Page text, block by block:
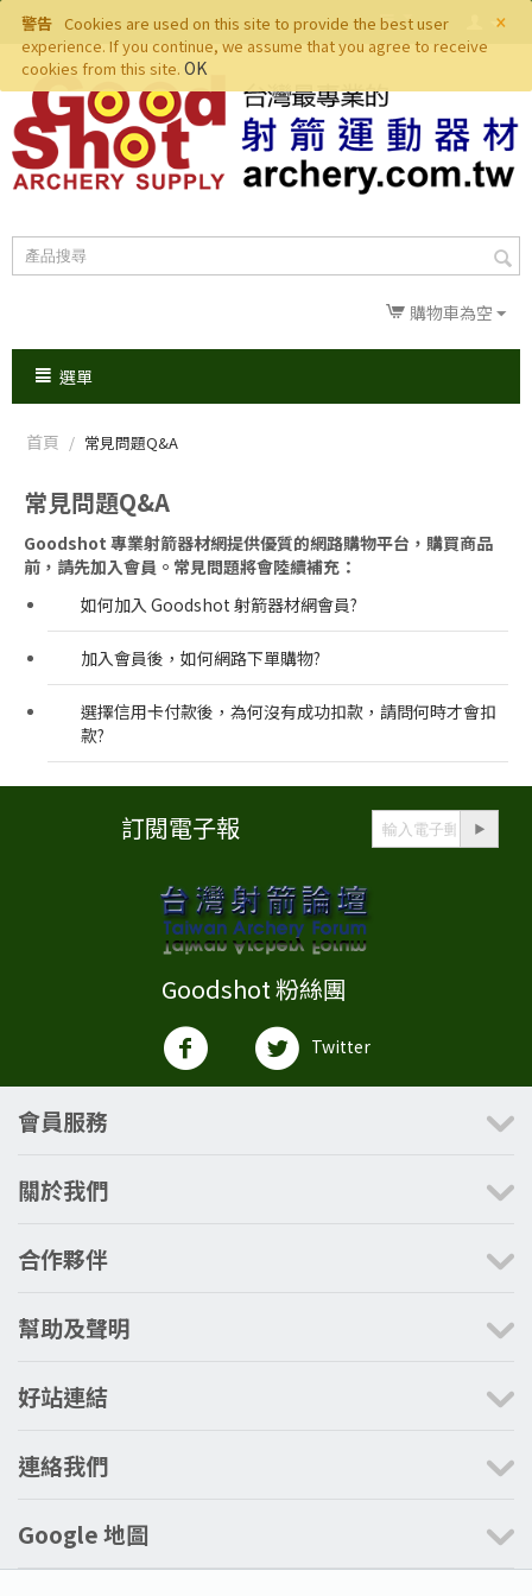
×
警告 Cookies are used on this site to provide the best user
experience. If you continue, we assume that you agree to receive
cookies from this site. OK
購物車為空
選單
首頁 / 常見問題Q&A
常見問題Q&A
Goodshot 專業射箭器材網提供優質的網路購物平台，購買商品
前，請先加入會員。常見問題將會陸續補充：
如何加入 Goodshot 射箭器材網會員?
加入會員後，如何網路下單購物?
選擇信用卡付款後，為何沒有成功扣款，請問何時才會扣
款?
訂閱電子報
Goodshot 粉絲團
Twitter
會員服務
關於我們
合作夥伴
幫助及聲明
好站連結
連絡我們
Google 地圖